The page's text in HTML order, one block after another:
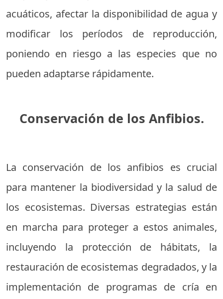
acuáticos, afectar la disponibilidad de agua y
modificar los períodos de reproducción,
poniendo en riesgo a las especies que no
pueden adaptarse rápidamente.
Conservación de los Anfibios.
La conservación de los anfibios es crucial
para mantener la biodiversidad y la salud de
los ecosistemas. Diversas estrategias están
en marcha para proteger a estos animales,
incluyendo la protección de hábitats, la
restauración de ecosistemas degradados, y la
implementación de programas de cría en